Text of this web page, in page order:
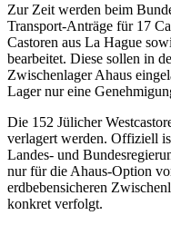
Zur Zeit werden beim
Transport-Anträge für 17
Castoren aus La Hague
bearbeitet. Diese sollen in
Zwischenlager Ahaus
Lager nur eine
Die 152 Jülicher
verlagert werden. Offiziell
Landes- und
nur für die Ahaus-Option
erdbebensicheren
konkret verfolgt.